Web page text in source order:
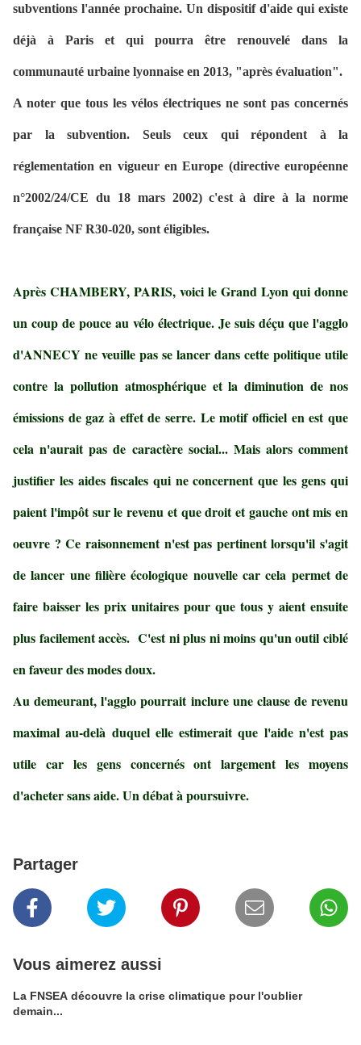
subventions l'année prochaine. Un dispositif d'aide qui existe
déjà à Paris et qui pourra être renouvelé dans la
communauté urbaine lyonnaise en 2013, "après évaluation".
A noter que tous les vélos électriques ne sont pas concernés
par la subvention. Seuls ceux qui répondent à la
réglementation en vigueur en Europe (directive européenne
n°2002/24/CE du 18 mars 2002) c'est à dire à la norme
française NF R30-020, sont éligibles.
Après CHAMBERY, PARIS, voici le Grand Lyon qui donne
un coup de pouce au vélo électrique. Je suis déçu que l'agglo
d'ANNECY ne veuille pas se lancer dans cette politique utile
contre la pollution atmosphérique et la diminution de nos
émissions de gaz à effet de serre. Le motif officiel en est que
cela n'aurait pas de caractère social... Mais alors comment
justifier les aides fiscales qui ne concernent que les gens qui
paient l'impôt sur le revenu et que droit et gauche ont mis en
oeuvre ? Ce raisonnement n'est pas pertinent lorsqu'il s'agit
de lancer une filière écologique nouvelle car cela permet de
faire baisser les prix unitaires pour que tous y aient ensuite
plus facilement accès. C'est ni plus ni moins qu'un outil ciblé
en faveur des modes doux.
Au demeurant, l'agglo pourrait inclure une clause de revenu
maximal au-delà duquel elle estimerait que l'aide n'est pas
utile car les gens concernés ont largement les moyens
d'acheter sans aide. Un débat à poursuivre.
Partager
Vous aimerez aussi
La FNSEA découvre la crise climatique pour l'oublier
demain...